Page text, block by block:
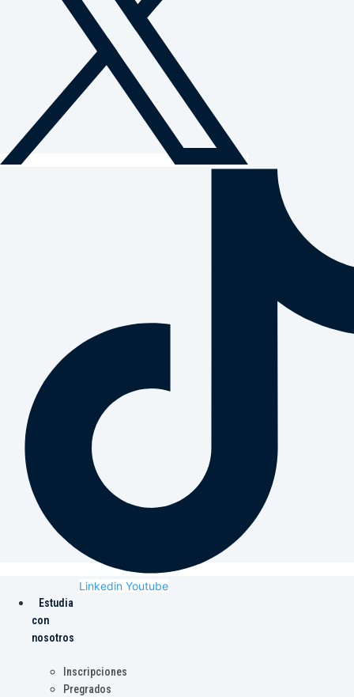
Linkedin Youtube
Estudia
con
nosotros
Inscripciones
Pregrados